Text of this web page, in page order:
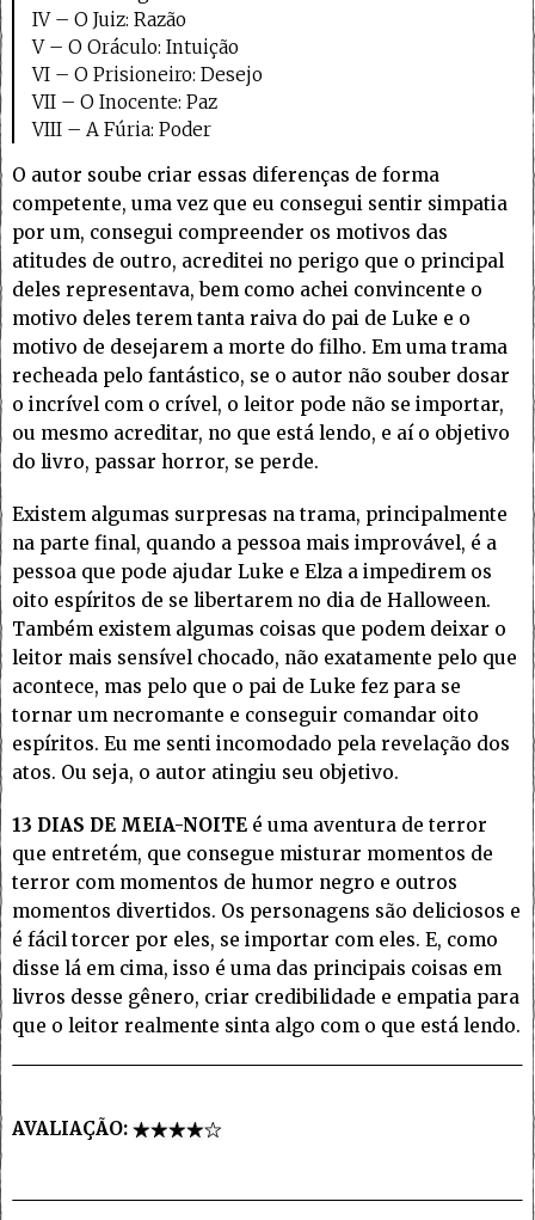
IV – O Juiz: Razão
V – O Oráculo: Intuição
VI – O Prisioneiro: Desejo
VII – O Inocente: Paz
VIII – A Fúria: Poder
O autor soube criar essas diferenças de forma
competente, uma vez que eu consegui sentir simpatia
por um, consegui compreender os motivos das
atitudes de outro, acreditei no perigo que o principal
deles representava, bem como achei convincente o
motivo deles terem tanta raiva do pai de Luke e o
motivo de desejarem a morte do filho. Em uma trama
recheada pelo fantástico, se o autor não souber dosar
o incrível com o crível, o leitor pode não se importar,
ou mesmo acreditar, no que está lendo, e aí o objetivo
do livro, passar horror, se perde.
Existem algumas surpresas na trama, principalmente
na parte final, quando a pessoa mais improvável, é a
pessoa que pode ajudar Luke e Elza a impedirem os
oito espíritos de se libertarem no dia de Halloween.
Também existem algumas coisas que podem deixar o
leitor mais sensível chocado, não exatamente pelo que
acontece, mas pelo que o pai de Luke fez para se
tornar um necromante e conseguir comandar oito
espíritos. Eu me senti incomodado pela revelação dos
atos. Ou seja, o autor atingiu seu objetivo.
13 DIAS DE MEIA-NOITE é uma aventura de terror
que entretém, que consegue misturar momentos de
terror com momentos de humor negro e outros
momentos divertidos. Os personagens são deliciosos e
é fácil torcer por eles, se importar com eles. E, como
disse lá em cima, isso é uma das principais coisas em
livros desse gênero, criar credibilidade e empatia para
que o leitor realmente sinta algo com o que está lendo.
AVALIAÇÃO: